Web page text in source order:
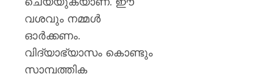
വശവും നമ്മൾ
ഓർക്കണം.
വിദ്യാഭ്യാസം കൊണ്ടും
സാമ്പത്തിക